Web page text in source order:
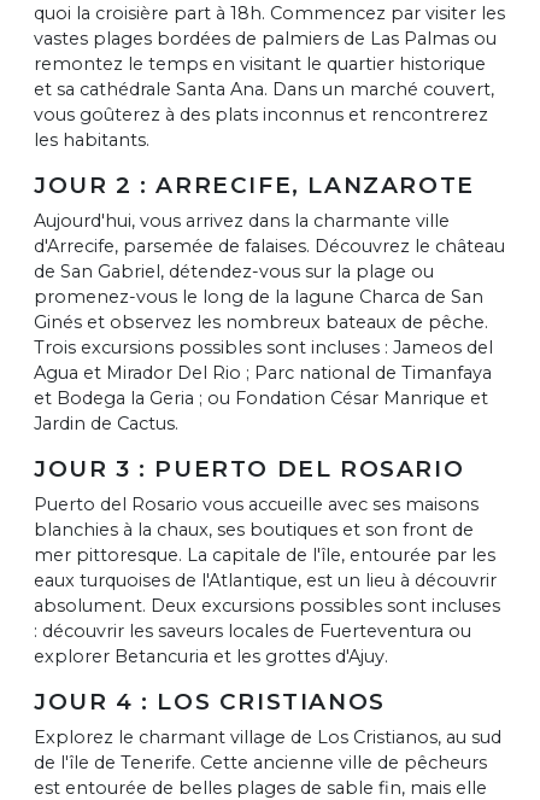
quoi la croisière part à 18h. Commencez par visiter les
vastes plages bordées de palmiers de Las Palmas ou
remontez le temps en visitant le quartier historique
et sa cathédrale Santa Ana. Dans un marché couvert,
vous goûterez à des plats inconnus et rencontrerez
les habitants.
JOUR 2 : ARRECIFE, LANZAROTE
Aujourd'hui, vous arrivez dans la charmante ville
d'Arrecife, parsemée de falaises. Découvrez le château
de San Gabriel, détendez-vous sur la plage ou
promenez-vous le long de la lagune Charca de San
Ginés et observez les nombreux bateaux de pêche.
Trois excursions possibles sont incluses : Jameos del
Agua et Mirador Del Rio ; Parc national de Timanfaya
et Bodega la Geria ; ou Fondation César Manrique et
Jardin de Cactus.
JOUR 3 : PUERTO DEL ROSARIO
Puerto del Rosario vous accueille avec ses maisons
blanchies à la chaux, ses boutiques et son front de
mer pittoresque. La capitale de l'île, entourée par les
eaux turquoises de l'Atlantique, est un lieu à découvrir
absolument. Deux excursions possibles sont incluses
: découvrir les saveurs locales de Fuerteventura ou
explorer Betancuria et les grottes d'Ajuy.
JOUR 4 : LOS CRISTIANOS
Explorez le charmant village de Los Cristianos, au sud
de l'île de Tenerife. Cette ancienne ville de pêcheurs
est entourée de belles plages de sable fin, mais elle